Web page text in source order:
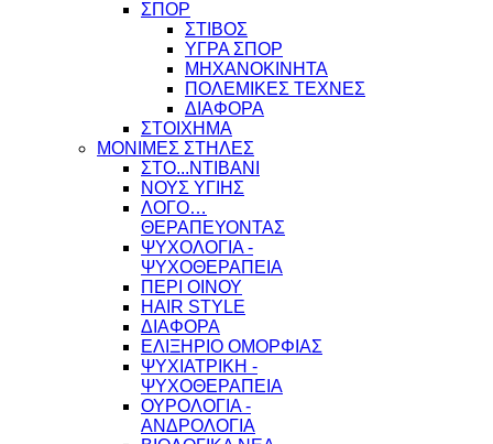
ΣΠΟΡ
ΣΤΙΒΟΣ
ΥΓΡΑ ΣΠΟΡ
ΜΗΧΑΝΟΚΙΝΗΤΑ
ΠΟΛΕΜΙΚΕΣ ΤΕΧΝΕΣ
ΔΙΑΦΟΡΑ
ΣΤΟΙΧΗΜΑ
ΜΟΝΙΜΕΣ ΣΤΗΛΕΣ
ΣΤΟ...ΝΤΙΒΑΝΙ
ΝΟΥΣ ΥΓΙΗΣ
ΛΟΓΟ…
ΘΕΡΑΠΕΥΟΝΤΑΣ
ΨΥΧΟΛΟΓΙΑ -
ΨΥΧΟΘΕΡΑΠΕΙΑ
ΠΕΡΙ ΟΙΝΟΥ
HAIR STYLE
ΔΙΑΦΟΡΑ
ΕΛΙΞΗΡΙΟ ΟΜΟΡΦΙΑΣ
ΨΥΧΙΑΤΡΙΚΗ -
ΨΥΧΟΘΕΡΑΠΕΙΑ
ΟΥΡΟΛΟΓΙΑ -
ΑΝΔΡΟΛΟΓΙΑ